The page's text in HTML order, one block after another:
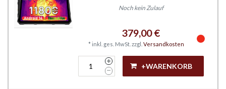
Noch kein Zulauf
379,00 €
* inkl. ges. MwSt. zzgl. Versandkosten
+WARENKORB